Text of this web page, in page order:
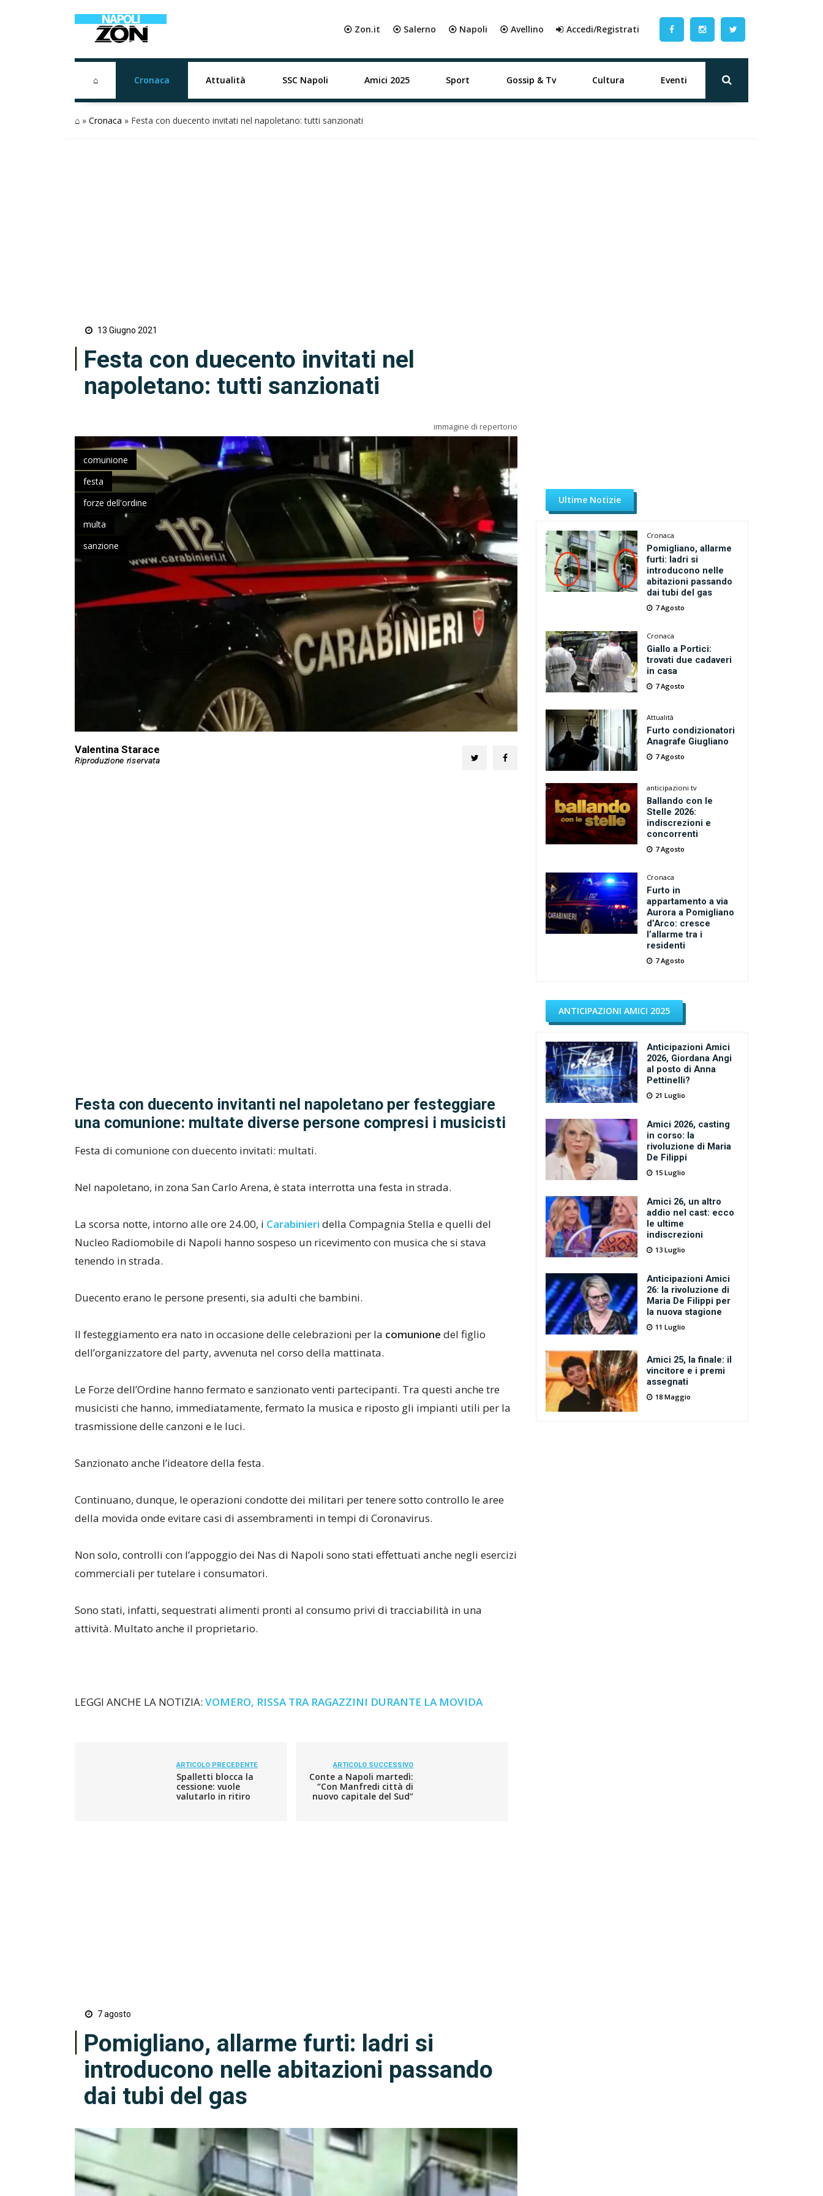
⦿ Zon.it ⦿ Salerno ⦿ Napoli ⦿ Avellino Accedi/Registrati
⌂ Cronaca Attualità SSC Napoli Amici 2025 Sport Gossip & Tv Cultura Eventi
⌂ » Cronaca » Festa con duecento invitati nel napoletano: tutti sanzionati
13 Giugno 2021
Festa con duecento invitati nel
napoletano: tutti sanzionati
immagine di repertorio
comunione
festa
forze dell'ordine
multa
sanzione
Valentina Starace
Festa con duecento invitanti nel napoletano per festeggiare
una comunione: multate diverse persone compresi i musicisti
Festa di comunione con duecento invitati: multati.
Nel napoletano, in zona San Carlo Arena, è stata interrotta una festa in strada.
La scorsa notte, intorno alle ore 24.00, i Carabinieri della Compagnia Stella e quelli del
Nucleo Radiomobile di Napoli hanno sospeso un ricevimento con musica che si stava
tenendo in strada.
Duecento erano le persone presenti, sia adulti che bambini.
Il festeggiamento era nato in occasione delle celebrazioni per la comunione del figlio
dell’organizzatore del party, avvenuta nel corso della mattinata.
Le Forze dell’Ordine hanno fermato e sanzionato venti partecipanti. Tra questi anche tre
musicisti che hanno, immediatamente, fermato la musica e riposto gli impianti utili per la
trasmissione delle canzoni e le luci.
Sanzionato anche l’ideatore della festa.
Continuano, dunque, le operazioni condotte dei militari per tenere sotto controllo le aree
della movida onde evitare casi di assembramenti in tempi di Coronavirus.
Non solo, controlli con l’appoggio dei Nas di Napoli sono stati effettuati anche negli esercizi
commerciali per tutelare i consumatori.
Sono stati, infatti, sequestrati alimenti pronti al consumo privi di tracciabilità in una
attività. Multato anche il proprietario.
LEGGI ANCHE LA NOTIZIA: VOMERO, RISSA TRA RAGAZZINI DURANTE LA MOVIDA
ARTICOLO PRECEDENTE
Spalletti blocca la
cessione: vuole
valutarlo in ritiro
ARTICOLO SUCCESSIVO
Conte a Napoli martedì:
“Con Manfredi città di
nuovo capitale del Sud”
7 agosto
Pomigliano, allarme furti: ladri si
introducono nelle abitazioni passando
dai tubi del gas
Ultime Notizie
Cronaca
Pomigliano, allarme
furti: ladri si
introducono nelle
abitazioni passando
dai tubi del gas
7 Agosto
Cronaca
Giallo a Portici:
trovati due cadaveri
in casa
7 Agosto
Attualità
Furto condizionatori
Anagrafe Giugliano
7 Agosto
anticipazioni tv
Ballando con le
Stelle 2026:
indiscrezioni e
concorrenti
7 Agosto
Cronaca
Furto in
appartamento a via
Aurora a Pomigliano
d’Arco: cresce
l’allarme tra i
residenti
7 Agosto
ANTICIPAZIONI AMICI 2025
Anticipazioni Amici
2026, Giordana Angi
al posto di Anna
Pettinelli?
21 Luglio
Amici 2026, casting
in corso: la
rivoluzione di Maria
De Filippi
15 Luglio
Amici 26, un altro
addio nel cast: ecco
le ultime
indiscrezioni
13 Luglio
Anticipazioni Amici
26: la rivoluzione di
Maria De Filippi per
la nuova stagione
11 Luglio
Amici 25, la finale: il
vincitore e i premi
assegnati
18 Maggio